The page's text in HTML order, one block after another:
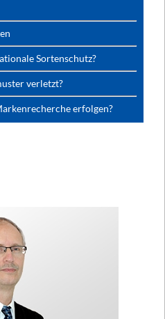
Sortenschutz?
verletzt?
erfolgen?